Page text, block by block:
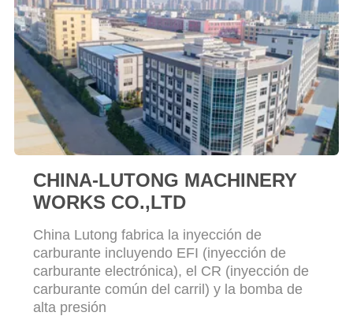
PRIVACY
POLICY
CHINA-LUTONG MACHINERY
WORKS CO.,LTD
China Lutong fabrica la inyección de
carburante incluyendo EFI (inyección de
carburante electrónica), el CR (inyección de
carburante común del carril) y la bomba de
alta presión